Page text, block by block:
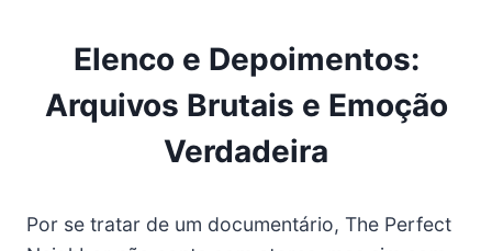
Elenco e Depoimentos:
Arquivos Brutais e Emoção
Verdadeira
Por se tratar de um documentário, The Perfect